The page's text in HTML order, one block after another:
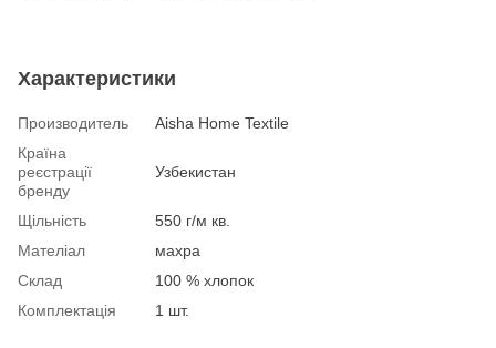
Характеристики
Производитель
Aisha Home Textile
Країна
реєстрації
бренду
Узбекистан
Щільність
550 г/м кв.
Мателіал
махра
Склад
100 % хлопок
Комплектація
1 шт.